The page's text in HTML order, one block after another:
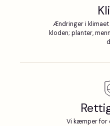
Ændringer i
kloden; planter,
Vi kæmper for